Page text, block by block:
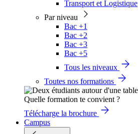
Transport et Logistique
Par niveau
Bac +1
Bac +2
Bac +3
Bac +5
Tous les niveaux
Toutes nos formations
Quelle formation te convient ?
Télécharge la brochure
Campus